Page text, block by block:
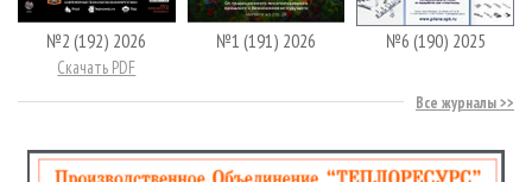
№2 (192) 2026
Скачать PDF
№1 (191) 2026 №6 (190) 2025
Все журналы